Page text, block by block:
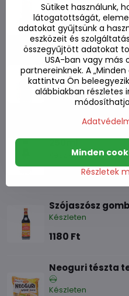
Készleten
1960 Ft
Szójaszósz
Készleten
2290 Ft
Készleten
1480 Ft
Szójaszósz
Készleten
1180 Ft
Neoguri tészta
Készleten
Sütiket használunk,
látogatottságát,
adatokat gyűjtsünk a
eszközeit és
összegyűjtött adatokat
USA-ban vagy más
partnereinknek. A
kattintva Ön
alábbiakban részletes
Részletek
Minden